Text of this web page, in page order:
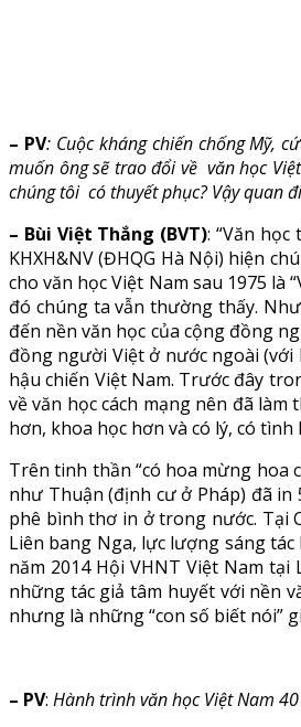
– PV: Cuộc kháng chiến chống Mỹ,
muốn ông sẽ trao đổi về văn học
chúng tôi có thuyết phục? Vậy quan
– Bùi Việt Thắng (BVT): “Văn
KHXH&NV (ĐHQG Hà Nội) hiện
cho văn học Việt Nam sau 1975 là
đó chúng ta vẫn thường thấy.
đến nền văn học của cộng đồng
đồng người Việt ở nước ngoài (với
hậu chiến Việt Nam. Trước đây
về văn học cách mạng nên đã làm
hơn, khoa học hơn và có lý, có tình
Trên tinh thần “có hoa mừng hoa
như Thuận (định cư ở Pháp) đã
phê bình thơ in ở trong nước. Tại
Liên bang Nga, lực lượng sáng
năm 2014 Hội VHNT Việt Nam
những tác giả tâm huyết với nền
nhưng là những “con số biết nói”
– PV: Hành trình văn học Việt Nam